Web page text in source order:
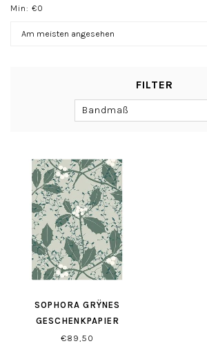
Min: €0
FILTER
Bandmaß
SOPHORA GRŸNES
GESCHENKPAPIER
€89,50